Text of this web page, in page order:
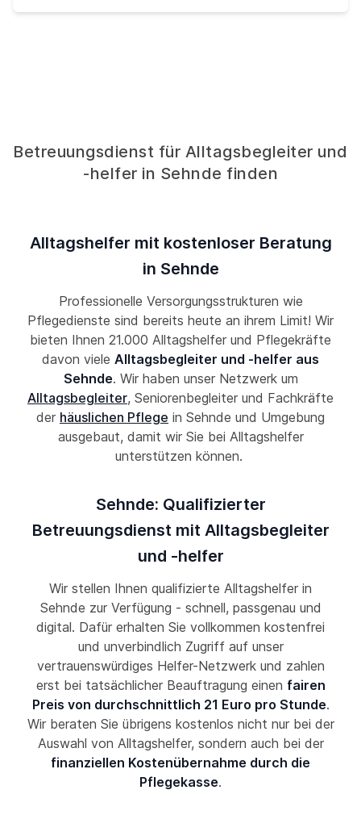
Betreuungsdienst für Alltagsbegleiter und
-helfer in Sehnde finden
Alltagshelfer mit kostenloser Beratung
in Sehnde
Professionelle Versorgungsstrukturen wie
Pflegedienste sind bereits heute an ihrem Limit! Wir
bieten Ihnen 21.000 Alltagshelfer und Pflegekräfte
davon viele Alltagsbegleiter und -helfer aus
Sehnde. Wir haben unser Netzwerk um
Alltagsbegleiter, Seniorenbegleiter und Fachkräfte
der häuslichen Pflege in Sehnde und Umgebung
ausgebaut, damit wir Sie bei Alltagshelfer
unterstützen können.
Sehnde: Qualifizierter
Betreuungsdienst mit Alltagsbegleiter
und -helfer
Wir stellen Ihnen qualifizierte Alltagshelfer in
Sehnde zur Verfügung - schnell, passgenau und
digital. Dafür erhalten Sie vollkommen kostenfrei
und unverbindlich Zugriff auf unser
vertrauenswürdiges Helfer-Netzwerk und zahlen
erst bei tatsächlicher Beauftragung einen fairen
Preis von durchschnittlich 21 Euro pro Stunde.
Wir beraten Sie übrigens kostenlos nicht nur bei der
Auswahl von Alltagshelfer, sondern auch bei der
finanziellen Kostenübernahme durch die
Pflegekasse.